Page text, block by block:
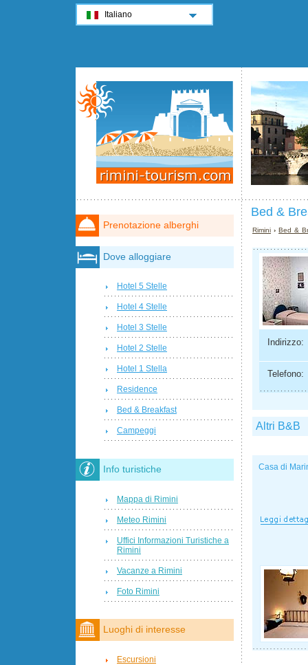
Bed &
Rimini ›Bed &
Indirizzo:
Telefono:
Altri B&B
Casa di
Prenotazione alberghi
Dove alloggiare
Hotel 5 Stelle
Hotel 4 Stelle
Hotel 3 Stelle
Hotel 2 Stelle
Hotel 1 Stella
Residence
Bed & Breakfast
Campeggi
Info turistiche
Mappa di Rimini
Meteo Rimini
Uffici Informazioni Turistiche a
Rimini
Vacanze a Rimini
Foto Rimini
Luoghi di interesse
Escursioni
Italiano